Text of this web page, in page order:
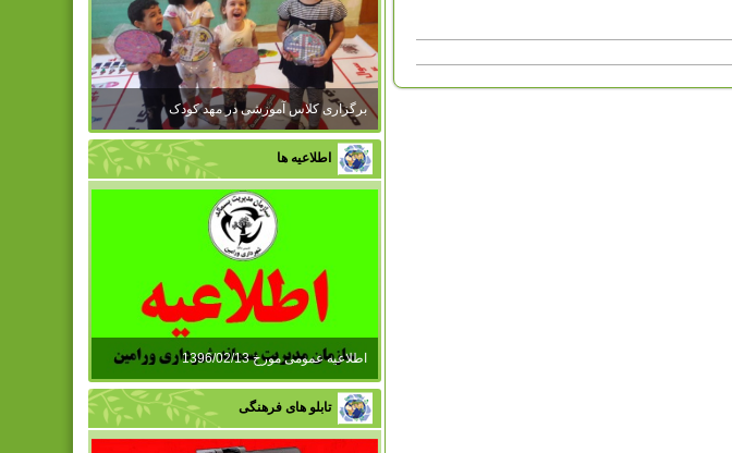
برگزاری کلاس آموزشی در مهد کودک
اطلاعیه ها
اطلاعیه عمومی مورخ 1396/02/13
تابلو های فرهنگی